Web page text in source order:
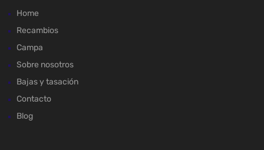
Home
Recambios
Campa
Sobre nosotros
Bajas y tasación
Contacto
Blog